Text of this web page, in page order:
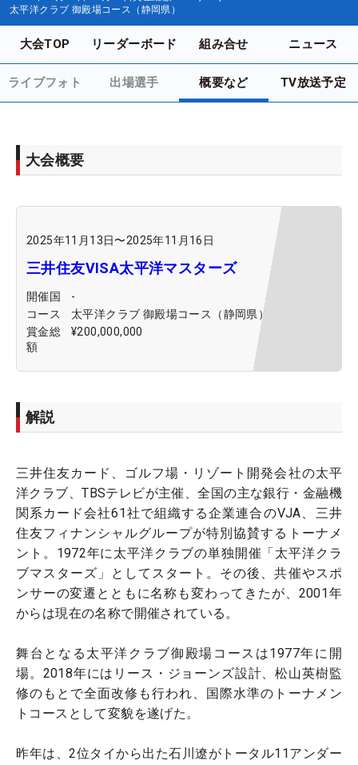
太平洋クラブ 御殿場コース（静岡県）
大会TOP リーダーボード 組み合せ ニュース
ライブフォト 出場選手 概要など TV放送予定
大会概要
2025年11月13日〜2025年11月16日
三井住友VISA太平洋マスターズ
開催国
-
コース
太平洋クラブ 御殿場コース（静岡県）
賞金総
額
¥200,000,000
解説
三井住友カード、ゴルフ場・リゾート開発会社の太平
洋クラブ、TBSテレビが主催、全国の主な銀行・金融機
関系カード会社61社で組織する企業連合のVJA、三井
住友フィナンシャルグループが特別協賛するトーナメ
ント。1972年に太平洋クラブの単独開催「太平洋クラ
ブマスターズ」としてスタート。その後、共催やスポ
ンサーの変遷とともに名称も変わってきたが、2001年
からは現在の名称で開催されている。
舞台となる太平洋クラブ御殿場コースは1977年に開
場。2018年にはリース・ジョーンズ設計、松山英樹監
修のもとで全面改修も行われ、国際水準のトーナメン
トコースとして変貌を遂げた。
昨年は、2位タイから出た石川遼がトータル11アンダー